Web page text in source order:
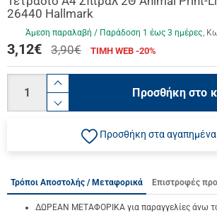
26440 Hallmark
Άμεση παραλαβή / Παράδoση 1 έως 3 ημέρες
3,12€ 3,90€ ΤΙΜΗ WEB -20%
Προσθήκη στο
Προσθήκη στα
Τρόποι Αποστολής / Μεταφορικά Επιστροφές
ΔΩΡΕΑΝ ΜΕΤΑΦΟΡΙΚΑ για παραγγελίες άνω